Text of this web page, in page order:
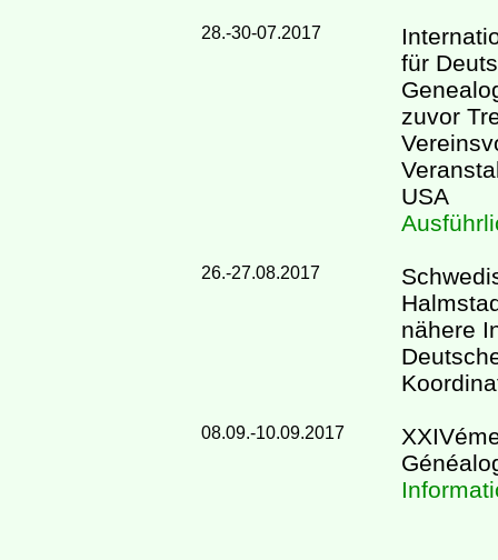
28.-30-07.2017
für
zuvor
USA
26.-27.08.2017
nähere
08.09.-10.09.2017